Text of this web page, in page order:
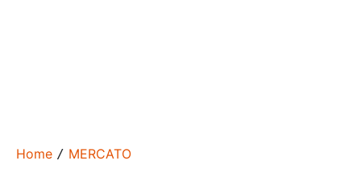
Home / MERCATO